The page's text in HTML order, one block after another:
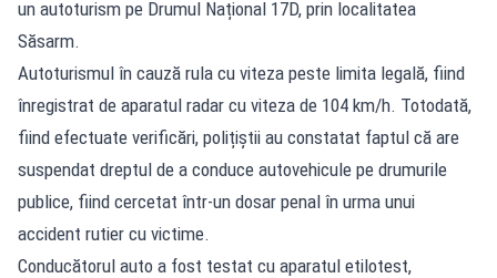
un autoturism pe Drumul Național 17D, prin localitatea
Săsarm.
Autoturismul în cauză rula cu viteza peste limita legală, fiind
înregistrat de aparatul radar cu viteza de 104 km/h. Totodată,
fiind efectuate verificări, polițiștii au constatat faptul că are
suspendat dreptul de a conduce autovehicule pe drumurile
publice, fiind cercetat într-un dosar penal în urma unui
accident rutier cu victime.
Conducătorul auto a fost testat cu aparatul etilotest,